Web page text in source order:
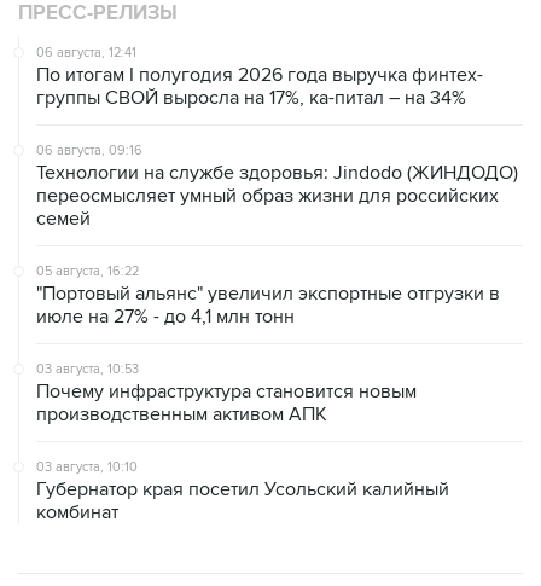
ПРЕСС-РЕЛИЗЫ
06 августа, 12:41
По итогам I полугодия 2026 года выручка финтех-
группы СВОЙ выросла на 17%, ка-питал – на 34%
06 августа, 09:16
Технологии на службе здоровья: Jindodo (ЖИНДОДО)
переосмысляет умный образ жизни для российских
семей
05 августа, 16:22
"Портовый альянс" увеличил экспортные отгрузки в
июле на 27% - до 4,1 млн тонн
03 августа, 10:53
Почему инфраструктура становится новым
производственным активом АПК
03 августа, 10:10
Губернатор края посетил Усольский калийный
комбинат